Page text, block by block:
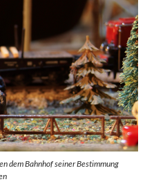
dem Bahnhof seiner Bestimmung